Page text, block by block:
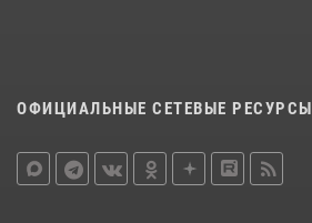
ОФИЦИАЛЬНЫЕ СЕТЕВЫЕ РЕСУРСЫ